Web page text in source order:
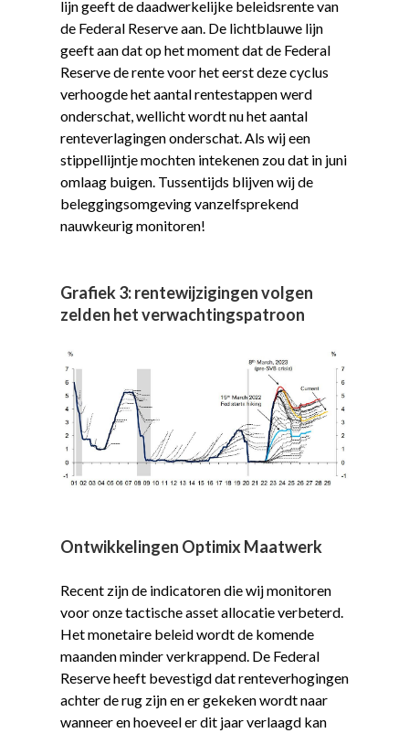
lijn geeft de daadwerkelijke beleidsrente van
de Federal Reserve aan. De lichtblauwe lijn
geeft aan dat op het moment dat de Federal
Reserve de rente voor het eerst deze cyclus
verhoogde het aantal rentestappen werd
onderschat, wellicht wordt nu het aantal
renteverlagingen onderschat. Als wij een
stippellijntje mochten intekenen zou dat in juni
omlaag buigen. Tussentijds blijven wij de
beleggingsomgeving vanzelfsprekend
nauwkeurig monitoren!
Grafiek 3: rentewijzigingen volgen
zelden het verwachtingspatroon
Ontwikkelingen Optimix Maatwerk
Recent zijn de indicatoren die wij monitoren
voor onze tactische asset allocatie verbeterd.
Het monetaire beleid wordt de komende
maanden minder verkrappend. De Federal
Reserve heeft bevestigd dat renteverhogingen
achter de rug zijn en er gekeken wordt naar
wanneer en hoeveel er dit jaar verlaagd kan